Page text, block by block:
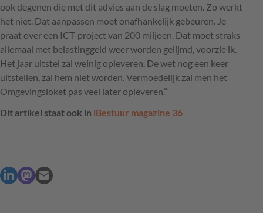
ook degenen die met dit advies aan de slag moeten. Zo werkt
het niet. Dat aanpassen moet onafhankelijk gebeuren. Je
praat over een ICT-project van 200 miljoen. Dat moet straks
allemaal met belastinggeld weer worden gelijmd, voorzie ik.
Het jaar uitstel zal weinig opleveren. De wet nog een keer
uitstellen, zal hem niet worden. Vermoedelijk zal men het
Omgevingsloket pas veel later opleveren.”
Dit artikel staat ook in iBestuur magazine 36